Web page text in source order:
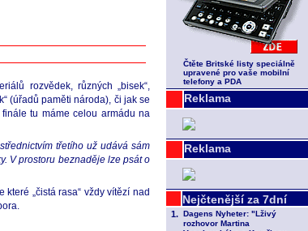
Čtěte Britské listy speciálně
upravené pro vaše mobilní
telefony a PDA
Reklama
Reklama
rozvědek, různých „bisek“,
(úřadů paměti národa), či jak se
tu máme celou armádu na
třetího už udává sám
V prostoru beznaděje lze psát o
„čistá rasa“ vždy vítězí nad